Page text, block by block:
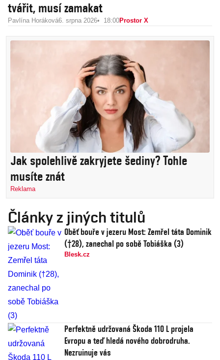
tvářit, musí zamakat
Pavlína Horáková6. srpna 2026 18:00Prostor X
Jak spolehlivě zakryjete šediny? Tohle
musíte znát
Reklama
Články z jiných titulů
Oběť bouře v jezeru Most: Zemřel táta Dominik
(†28), zanechal po sobě Tobiáška (3)
Blesk.cz
Perfektně udržovaná Škoda 110 L projela
Evropu a teď hledá nového dobrodruha.
Nezruinuje vás